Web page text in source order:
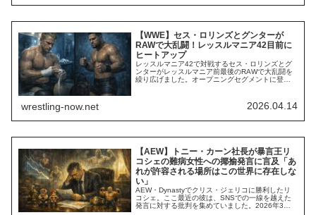
「真実を語る」と宣言したパンクは、観客には証
【WWE】セス・ロリンズとグンターが
RAWで大乱闘！レッスルマニア42目前に
ヒートアップ
レッスルマニア42で対戦するセス・ロリンズとグ
ンターがレッスルマニア前最後のRAWで大乱闘を
繰り広げました。オープニングセグメントに登場
ト。レッスルマニアでの試合になぜ個人的な感情
を持ち込んでいるのか、その理由を問い詰めまし
wrestling-now.net 2026.04.14
【AEW】トニー・カーン社長が暴言王リ
コシェの難病女性への揶揄発言に言及「あ
れが許容される場所はこの世界に存在しな
い」
AEW・Dynastyでクリス・ジェリコに勝利したリ
コシェ。ここ最近の彼は、SNSでの一線を越えた
発言に対する批判を集めていました。2026年3